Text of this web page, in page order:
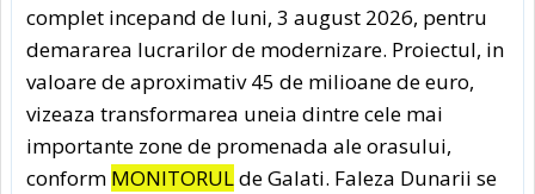
complet incepand de luni, 3 august 2026, pentru
demararea lucrarilor de modernizare. Proiectul, in
valoare de aproximativ 45 de milioane de euro,
vizeaza transformarea uneia dintre cele mai
importante zone de promenada ale orasului,
conform MONITORULde Galati. Faleza Dunarii se